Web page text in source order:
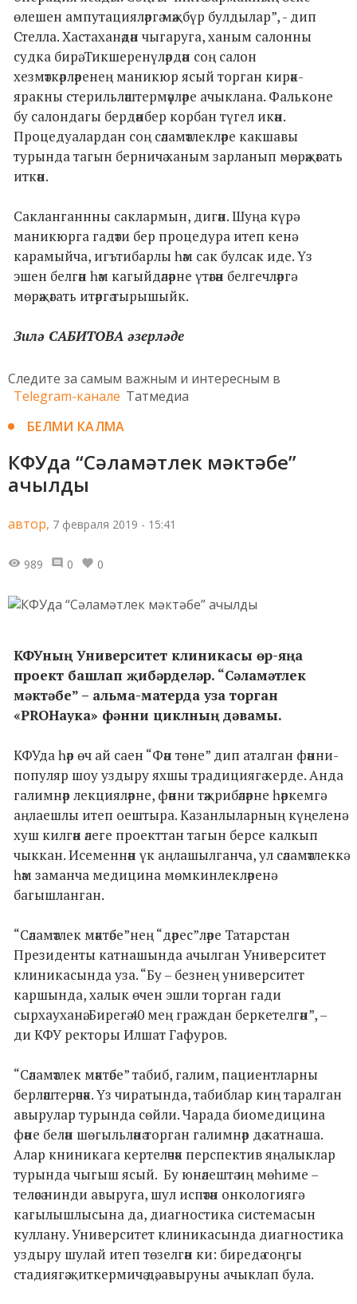
өлешен ампутацияләргә мәҗбүр булдылар”, - дип
Стелла. Хастаханәдән чыгаруга, ханым салонны
судка бирә. Тикшеренүләрдән соң салон
хезмәткәрләренең маникюр ясый торган кирәк-
яракны стерильләштермәүләре ачыклана. Фальконе
бу салондагы бердәнбер корбан түгел икән.
Процедуалардан соң сәламәтлекләре какшавы
турында тагын берничә ханым зарланып мөрәҗәгать
иткән.
Сакланганнны саклармын, дигән. Шуңа күрә
маникюрга гадәти бер процедура итеп кенә
карамыйча, игътибарлы һәм сак булсак иде. Үз
эшен белгән һәм кагыйдәләрне үтәгән белгечләргә
мөрәҗәгать итәргә тырышыйк.
Зилә САБИТОВА әзерләде
Следите за самым важным и интересным в
Telegram-канале Татмедиа
БЕЛМИ КАЛМА
КФУда “Сәламәтлек мәктәбе”
ачылды
автор, 7 февраля 2019 - 15:41
989 0 0
КФУның Университет клиникасы өр-яңа
проект башлап җибәрделәр. “Сәламәтлек
мәктәбе” – альма-матерда уза торган
«PROНаука» фәнни циклның дәвамы.
КФУда һәр өч ай саен “Фән төне” дип аталган фәнни-
популяр шоу уздыру яхшы традициягә керде. Анда
галимнәр лекцияләрне, фәнни тәҗрибәләрне һәркемгә
аңлаешлы итеп оештыра. Казанлыларның күңеленә
хуш килгән әлеге проекттан тагын берсе калкып
чыккан. Исеменнән үк аңлашылганча, ул сәламәтлеккә
һәм заманча медицина мөмкинлекләренә
багышланган.
“Сәламәтлек мәктәбе”нең “дәрес”ләре Татарстан
Президенты катнашында ачылган Университет
клиникасында уза. “Бу – безнең университет
каршында, халык өчен эшли торган гади
сырхауханә. Бирегә 40 мең граждан беркетелгән”, –
ди КФУ ректоры Илшат Гафуров.
“Сәламәтлек мәктәбе” табиб, галим, пациентларны
берләштерәчәк. Үз чиратында, табиблар киң таралган
авырулар турында сөйли. Чарада биомедицина
фәне белән шөгыльләнә торган галимнәр дә катнаша.
Алар книникага кертеләчәк перспектив яңалыклар
турында чыгыш ясый. Бу юнәлештә иң мөһиме –
теләсә нинди авыруга, шул испәтән онкологиягә
кагылышлысына да, диагностика системасын
куллану. Университет клиникасында диагностика
уздыру шулай итеп төзелгән ки: биредә соңгы
стадиягә җиткермичә дә, авыруны ачыклап була.